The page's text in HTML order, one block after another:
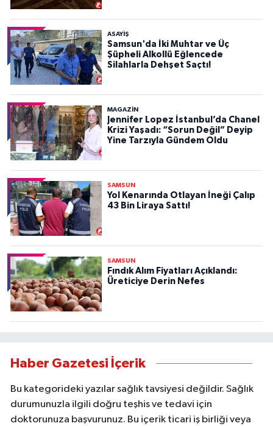
ASAYIŞ
Samsun'da İki Muhtar ve Üç
Şüpheli Alkollü Eğlencede
Silahlarla Dehşet Saçtı!
MAGAZİN
Jennifer Lopez İstanbul’da Chanel
Krizi Yaşadı: “Sorun Değil” Deyip
Yine Tarzıyla Gündem Oldu
SAMSUN
Yol Kenarında Otlayan İneği Çalıp
43 Bin Liraya Sattı!
SAMSUN
Fındık Alım Fiyatları Açıklandı:
Üreticiye Derin Nefes
Haber Gazetesi İçerik
Bu kategorideki yazılar sağlık tavsiyesi değildir. Sağlık
durumunuzla ilgili doğru teşhis ve tedavi için
doktorunuza başvurunuz. Bu içerik ticari iş birliği veya